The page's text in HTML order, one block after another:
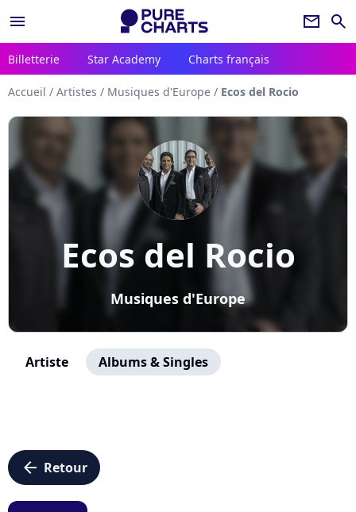
menu newsletter search
Billetterie Star Academy Charts français
Accueil / Artistes / Musiques d'Europe / Ecos del Rocio
Ecos del Rocio
Musiques d'Europe
Artiste Albums & Singles
arrow_left Retour